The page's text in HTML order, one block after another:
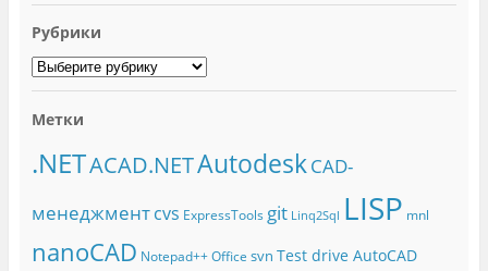
Рубрики
Метки
.NETACAD.NETAutodeskCAD-
менеджмент cvs ExpressTools git Linq2Sql LISP mnl
nanoCAD Notepad++ Office svn Test drive AutoCAD